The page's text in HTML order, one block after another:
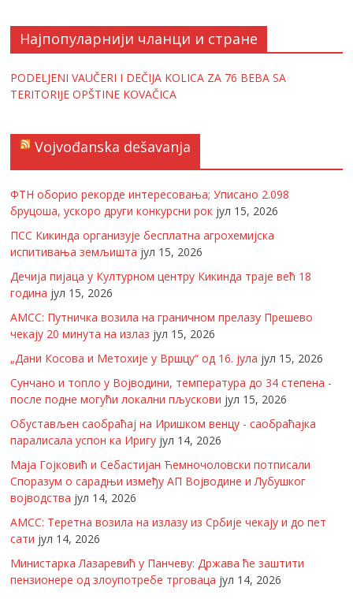
Најпопуларнији чланци и стране
PODELJENI VAUČERI I DEČIJA KOLICA ZA 76 BEBA SA
TERITORIJE OPŠTINE KOVAČICA
Vojvođanska dešavanja
ФТН оборио рекорде интересовања; Уписано 2.098
бруцоша, ускоро други конкурсни рок јул 15, 2026
ПСС Кикинда организује бесплатна агрохемијска
испитивања земљишта јул 15, 2026
Дечија пијаца у Културном центру Кикинда траје већ 18
година јул 15, 2026
АМСС: Путничка возила на граничном прелазу Прешево
чекају 20 минута на излаз јул 15, 2026
„Дани Косова и Метохије у Вршцу“ од 16. јула јул 15, 2026
Сунчано и топло у Војводини, температура до 34 степена -
после подне могући локални пљускови јул 15, 2026
Обустављен саобраћај на Иришком венцу - саобраћајка
паралисала успон ка Иригу јул 14, 2026
Маја Гојковић и Себастијан Ћемночоловски потписали
Споразум о сарадњи између АП Војводине и Лубушког
војводства јул 14, 2026
АМСС: Теретна возила на излазу из Србије чекају и до пет
сати јул 14, 2026
Министарка Лазаревић у Панчеву: Држава ће заштити
пензионере од злоупотребе трговаца јул 14, 2026